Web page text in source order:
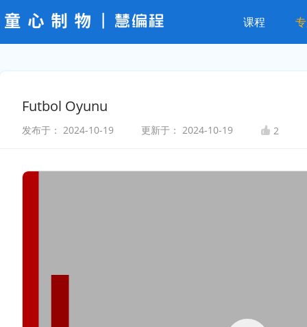
课程
Futbol Oyunu
发布于： 2024-10-19 更新于： 2024-10-19 2